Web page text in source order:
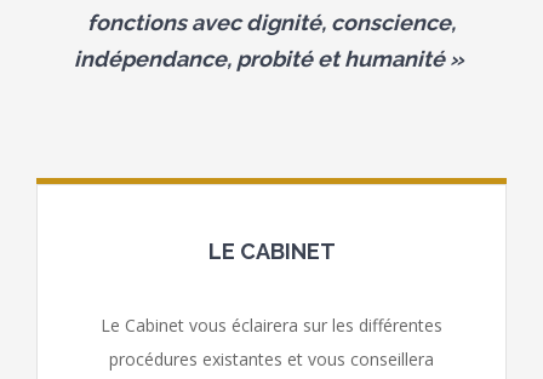
fonctions avec dignité, conscience,
indépendance, probité et humanité »
LE CABINET
Le Cabinet vous éclairera sur les différentes
procédures existantes et vous conseillera